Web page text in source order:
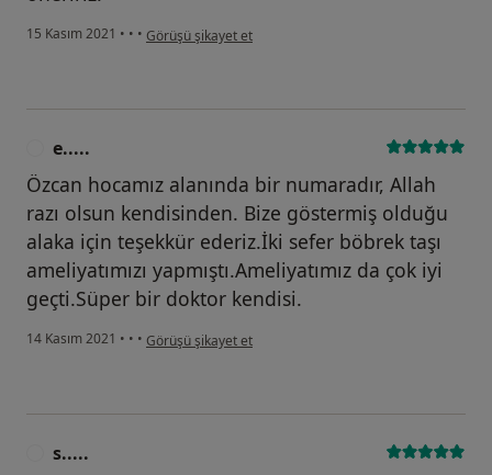
15 Kasım 2021 • • • kullanıcının görüşüne göre s.....
Görüşü şikayet et
e.....
Özcan hocamız alanında bir numaradır, Allah
razı olsun kendisinden. Bize göstermiş olduğu
alaka için teşekkür ederiz.İki sefer böbrek taşı
ameliyatımızı yapmıştı.Ameliyatımız da çok iyi
geçti.Süper bir doktor kendisi.
14 Kasım 2021 • • • kullanıcının görüşüne göre e.....
Görüşü şikayet et
s.....